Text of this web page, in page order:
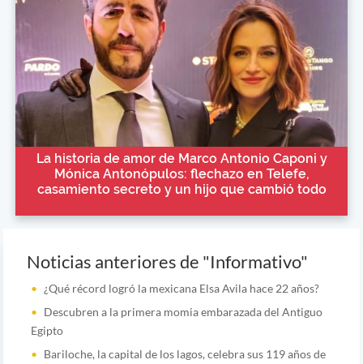
La historia de amor de Marco Antonio Caponi y
Mónica Antonópulos: flechazo en Telefe,
casamiento secreto y un hijo que cambió todo
Noticias anteriores de "Informativo"
¿Qué récord logró la mexicana Elsa Avila hace 22 años?
Descubren a la primera momia embarazada del Antiguo
Egipto
Bariloche, la capital de los lagos, celebra sus 119 años de